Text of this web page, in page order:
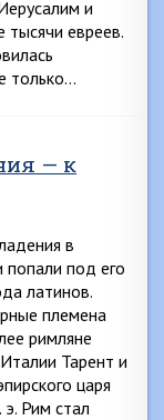
и
тысячи евреев.
только…
— к
в
попали под его
латинов.
племена
римляне
Тарент и
царя
Рим стал